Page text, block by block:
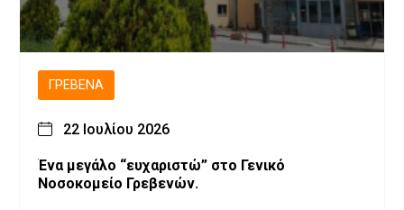
ΓΡΕΒΕΝΆ
22 Ιουλίου 2026
Ένα μεγάλο “ευχαριστώ” στο Γενικό
Νοσοκομείο Γρεβενών.